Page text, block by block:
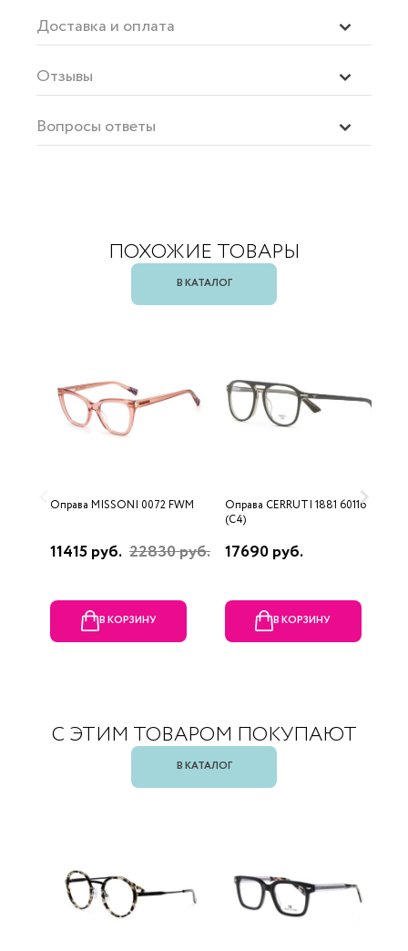
Доставка и оплата
Отзывы
Вопросы ответы
ПОХОЖИЕ ТОВАРЫ
В КАТАЛОГ
Оправа MISSONI 0072 FWM
11415 руб. 22830 руб.
В КОРЗИНУ
Оправа CERRUTI 1881 60116
(C4)
17690 руб.
В КОРЗИНУ
С ЭТИМ ТОВАРОМ ПОКУПАЮТ
В КАТАЛОГ